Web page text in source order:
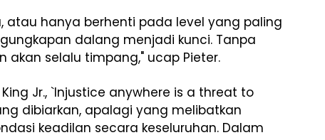
atau hanya berhenti pada level yang paling
dalang menjadi kunci. Tanpa
akan selalu timpang," ucap Pieter.
Jr., `Injustice anywhere is a threat to
dibiarkan, apalagi yang melibatkan
keadilan secara keseluruhan. Dalam